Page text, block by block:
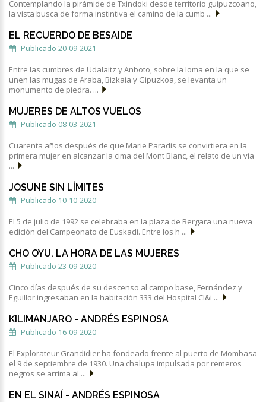
Contemplando la pirámide de Txindoki desde territorio guipuzcoano,
la vista busca de forma instintiva el camino de la cumb ...
EL RECUERDO DE BESAIDE
Publicado 20-09-2021
Entre las cumbres de Udalaitz y Anboto, sobre la loma en la que se
unen las mugas de Araba, Bizkaia y Gipuzkoa, se levanta un
monumento de piedra. ...
MUJERES DE ALTOS VUELOS
Publicado 08-03-2021
Cuarenta años después de que Marie Paradis se convirtiera en la
primera mujer en alcanzar la cima del Mont Blanc, el relato de un via
...
JOSUNE SIN LÍMITES
Publicado 10-10-2020
El 5 de julio de 1992 se celebraba en la plaza de Bergara una nueva
edición del Campeonato de Euskadi. Entre los h ...
CHO OYU. LA HORA DE LAS MUJERES
Publicado 23-09-2020
Cinco días después de su descenso al campo base, Fernández y
Eguillor ingresaban en la habitación 333 del Hospital Cl&i ...
KILIMANJARO - ANDRÉS ESPINOSA
Publicado 16-09-2020
El Explorateur Grandidier ha fondeado frente al puerto de Mombasa
el 9 de septiembre de 1930. Una chalupa impulsada por remeros
negros se arrima al ...
EN EL SINAÍ - ANDRÉS ESPINOSA